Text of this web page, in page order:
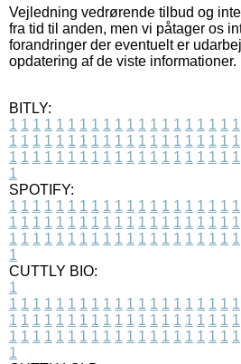
Vejledning vedrørende tilbud og
fra tid til anden, men vi påtager os
forandringer der eventuelt er
opdatering af de viste informationer.
BITLY:
1 1 1 1 1 1 1 1 1 1 1 1 1 1 1 1 1 1 1 1
1 1 1 1 1 1 1 1 1 1 1 1 1 1 1 1 1 1 1 1
1 1 1 1 1 1 1 1 1 1 1 1 1 1 1 1 1 1 1 1
1
SPOTIFY:
1 1 1 1 1 1 1 1 1 1 1 1 1 1 1 1 1 1 1 1
1 1 1 1 1 1 1 1 1 1 1 1 1 1 1 1 1 1 1 1
1 1 1 1 1 1 1 1 1 1 1 1 1 1 1 1 1 1 1 1
1
CUTTLY BIO:
1
1 1 1 1 1 1 1 1 1 1 1 1 1 1 1 1 1 1 1 1
1 1 1 1 1 1 1 1 1 1 1 1 1 1 1 1 1 1 1 1
1 1 1 1 1 1 1 1 1 1 1 1 1 1 1 1 1 1 1 1
1